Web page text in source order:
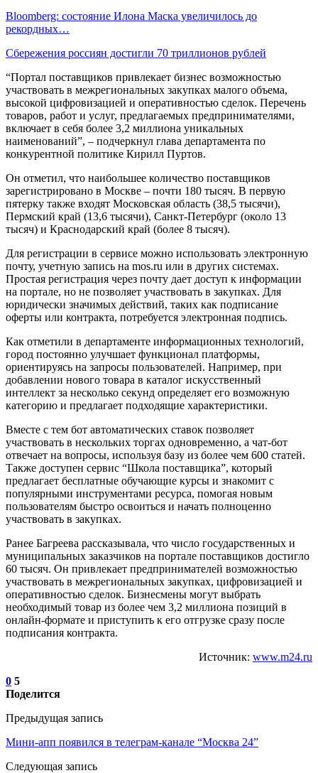
Bloomberg: состояние Илона Маска увеличилось до
рекордных…
Сбережения россиян достигли 70 триллионов рублей
“Портал поставщиков привлекает бизнес возможностью
участвовать в межрегиональных закупках малого объема,
высокой цифровизацией и оперативностью сделок. Перечень
товаров, работ и услуг, предлагаемых предпринимателями,
включает в себя более 3,2 миллиона уникальных
наименований”, – подчеркнул глава департамента по
конкурентной политике Кирилл Пуртов.
Он отметил, что наибольшее количество поставщиков
зарегистрировано в Москве – почти 180 тысяч. В первую
пятерку также входят Московская область (38,5 тысячи),
Пермский край (13,6 тысячи), Санкт-Петербург (около 13
тысяч) и Краснодарский край (более 8 тысяч).
Для регистрации в сервисе можно использовать электронную
почту, учетную запись на mos.ru или в других системах.
Простая регистрация через почту дает доступ к информации
на портале, но не позволяет участвовать в закупках. Для
юридически значимых действий, таких как подписание
оферты или контракта, потребуется электронная подпись.
Как отметили в департаменте информационных технологий,
город постоянно улучшает функционал платформы,
ориентируясь на запросы пользователей. Например, при
добавлении нового товара в каталог искусственный
интеллект за несколько секунд определяет его возможную
категорию и предлагает подходящие характеристики.
Вместе с тем бот автоматических ставок позволяет
участвовать в нескольких торгах одновременно, а чат-бот
отвечает на вопросы, используя базу из более чем 600 статей.
Также доступен сервис “Школа поставщика”, который
предлагает бесплатные обучающие курсы и знакомит с
популярными инструментами ресурса, помогая новым
пользователям быстро освоиться и начать полноценно
участвовать в закупках.
Ранее Багреева рассказывала, что число государственных и
муниципальных заказчиков на портале поставщиков достигло
60 тысяч. Он привлекает предпринимателей возможностью
участвовать в межрегиональных закупках, цифровизацией и
оперативностью сделок. Бизнесмены могут выбрать
необходимый товар из более чем 3,2 миллиона позиций в
онлайн-формате и приступить к его отгрузке сразу после
подписания контракта.
Источник: www.m24.ru
0 5
Поделится
Предыдущая запись
Мини-апп появился в телеграм-канале “Москва 24”
Следующая запись